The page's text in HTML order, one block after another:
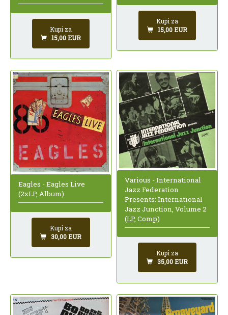
Kupi za
15,00 EUR
Kupi za
15,00 EUR
Eagles - Eagles Live
(2xLP, Album)
Kupi za
30,00 EUR
Various - International
Jazz Federation
Presents: International
Jazz Junction, Volume 2
(LP, Comp)
Kupi za
35,00 EUR